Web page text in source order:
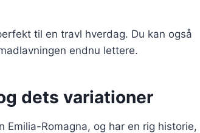
til en travl hverdag. Du kan også
endnu lettere.
dets variationer
Romagna, og har en rig historie,